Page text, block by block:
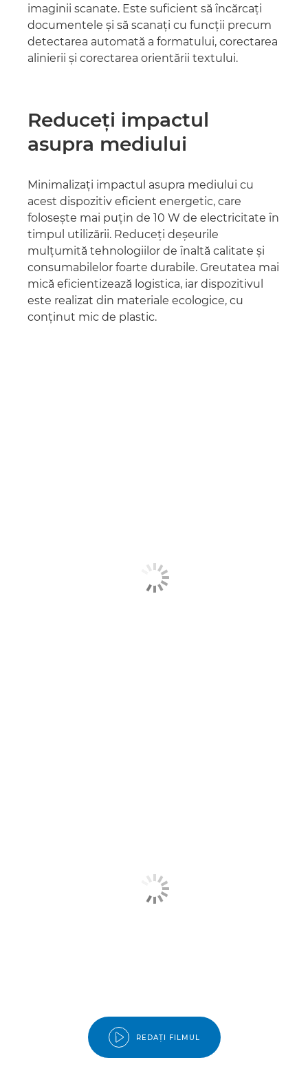
imaginii scanate. Este suficient să încărcaţi
documentele şi să scanaţi cu funcţii precum
detectarea automată a formatului, corectarea
alinierii şi corectarea orientării textului.
Reduceţi impactul
asupra mediului
Minimalizaţi impactul asupra mediului cu
acest dispozitiv eficient energetic, care
foloseşte mai puţin de 10 W de electricitate în
timpul utilizării. Reduceţi deşeurile
mulţumită tehnologiilor de înaltă calitate şi
consumabilelor foarte durabile. Greutatea mai
mică eficientizează logistica, iar dispozitivul
este realizat din materiale ecologice, cu
conţinut mic de plastic.
REDAŢI FILMUL